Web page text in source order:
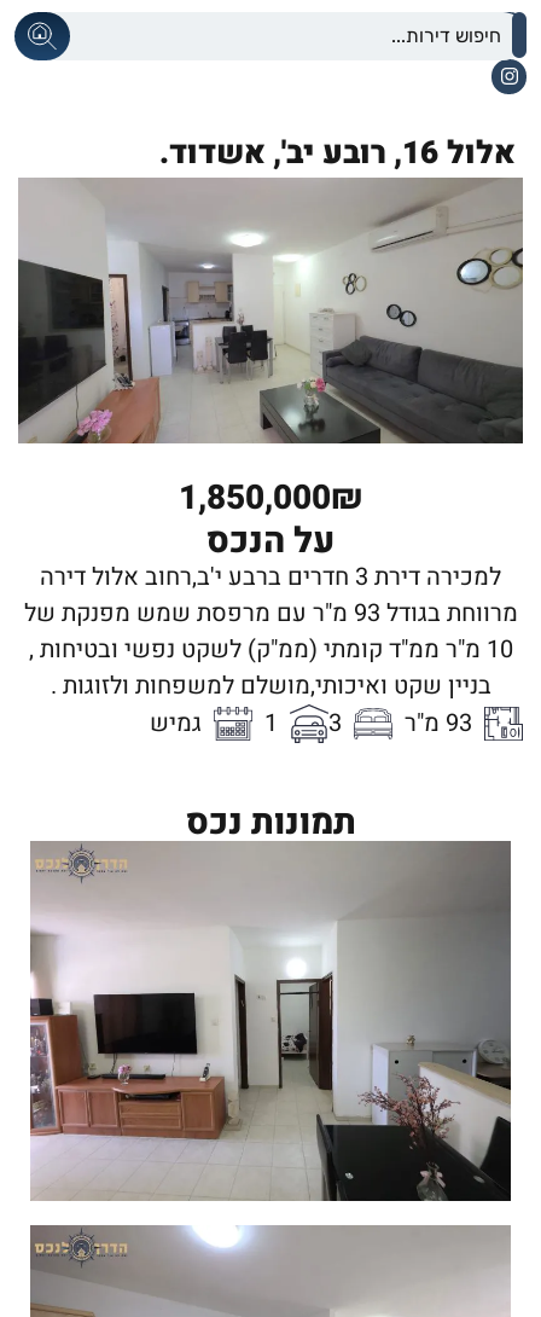
אלול 16, רובע יב', אשדוד.
1,850,000₪
על הנכס
למכירה דירת 3 חדרים ברבע י'ב,רחוב אלול דירה
מרווחת בגודל 93 מ"ר עם מרפסת שמש מפנקת של
10 מ"ר ממ"ד קומתי (ממ"ק) לשקט נפשי ובטיחות ,
בניין שקט ואיכותי,מושלם למשפחות ולזוגות .
93 מ"ר
3
1 גמיש
תמונות נכס